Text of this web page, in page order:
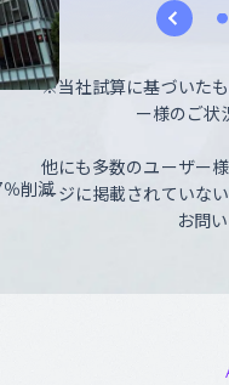
削減
※当社試算に基づいた
ー様のご状
他にも多数のユーザー
ージに掲載されていな
お問